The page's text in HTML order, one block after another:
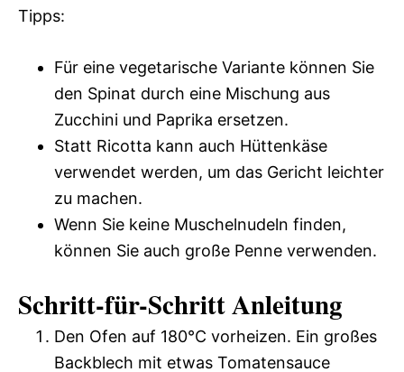
Tipps:
Für eine vegetarische Variante können Sie
den Spinat durch eine Mischung aus
Zucchini und Paprika ersetzen.
Statt Ricotta kann auch Hüttenkäse
verwendet werden, um das Gericht leichter
zu machen.
Wenn Sie keine Muschelnudeln finden,
können Sie auch große Penne verwenden.
Schritt-für-Schritt Anleitung
Den Ofen auf 180°C vorheizen. Ein großes
Backblech mit etwas Tomatensauce